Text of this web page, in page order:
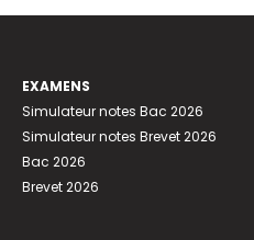
EXAMENS
Simulateur notes Bac 2026
Simulateur notes Brevet 2026
Bac 2026
Brevet 2026